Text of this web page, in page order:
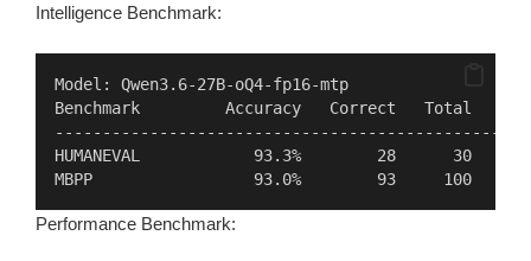
Intelligence Benchmark:
Model: Qwen3.6-27B-oQ4-fp16-mtp
Benchmark         Accuracy   Correct   Total
HUMANEVAL            93.3%        28      30
MBPP                 93.0%        93     100
Performance Benchmark: